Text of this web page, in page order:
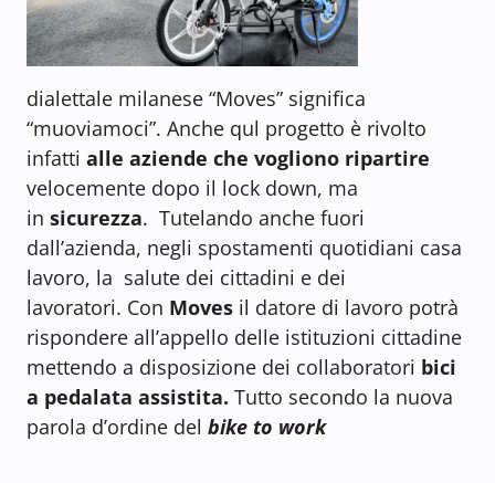
dialettale milanese “Moves” significa
“muoviamoci”. Anche qul progetto è rivolto
infatti alle aziende che vogliono ripartire
velocemente dopo il lock down, ma
in sicurezza. Tutelando anche fuori
dall’azienda, negli spostamenti quotidiani casa
lavoro, la salute dei cittadini e dei
lavoratori. Con Moves il datore di lavoro potrà
rispondere all’appello delle istituzioni cittadine
mettendo a disposizione dei collaboratori bici
a pedalata assistita. Tutto secondo la nuova
parola d’ordine del bike to work